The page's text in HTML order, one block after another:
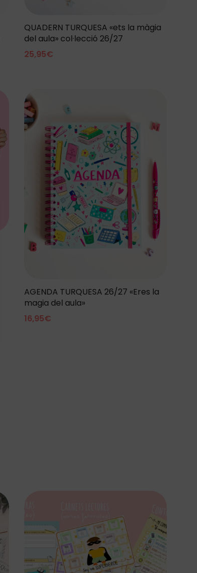
QUADERN TURQUESA «ets la màgia
del aula» col·lecció 26/27
25,95€
AGENDA TURQUESA 26/27 «Eres la
magia del aula»
16,95€